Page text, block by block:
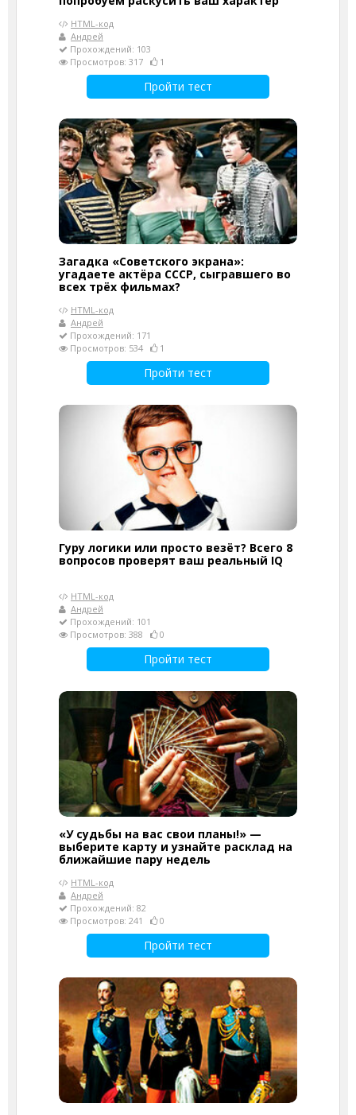
HTML-код
Андрей
Прохождений: 103
Просмотров: 317
1
Пройти тест
Загадка «Советского экрана»:
угадаете актёра СССР, сыгравшего во
всех трёх фильмах?
HTML-код
Андрей
Прохождений: 171
Просмотров: 534
1
Пройти тест
Гуру логики или просто везёт? Всего 8
вопросов проверят ваш реальный IQ
HTML-код
Андрей
Прохождений: 101
Просмотров: 388
0
Пройти тест
«У судьбы на вас свои планы!» —
выберите карту и узнайте расклад на
ближайшие пару недель
HTML-код
Андрей
Прохождений: 82
Просмотров: 241
0
Пройти тест